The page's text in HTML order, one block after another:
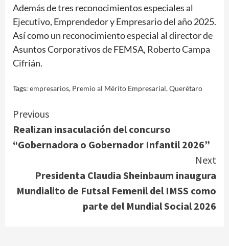
Además de tres reconocimientos especiales al
Ejecutivo, Emprendedor y Empresario del año 2025.
Así como un reconocimiento especial al director de
Asuntos Corporativos de FEMSA, Roberto Campa
Cifrián.
Tags: empresarios, Premio al Mérito Empresarial,Querétaro
Continue
Reading
Previous
Realizan insaculación del concurso
“Gobernadora o Gobernador Infantil 2026”
Next
Presidenta Claudia Sheinbaum inaugura
Mundialito de Futsal Femenil del IMSS como
parte del Mundial Social 2026